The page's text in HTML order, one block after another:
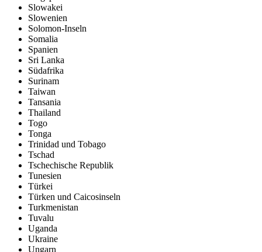
Slowakei
Slowenien
Solomon-Inseln
Somalia
Spanien
Sri Lanka
Südafrika
Surinam
Taiwan
Tansania
Thailand
Togo
Tonga
Trinidad und Tobago
Tschad
Tschechische Republik
Tunesien
Türkei
Türken und Caicosinseln
Turkmenistan
Tuvalu
Uganda
Ukraine
Ungarn